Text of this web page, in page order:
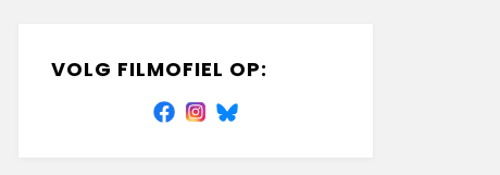
VOLG FILMOFIEL OP: